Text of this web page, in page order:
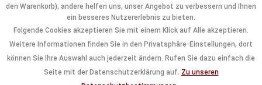
NAVIGATION
den Warenkorb), andere helfen uns, unser Angebot zu verbessern und Ihnen
ein besseres Nutzererlebnis zu bieten.
Folgende Cookies akzeptieren Sie mit einem Klick auf Alle akzeptieren.
Weitere Informationen finden Sie in den Privatsphäre-Einstellungen, dort
können Sie Ihre Auswahl auch jederzeit ändern. Rufen Sie dazu einfach die
Seite mit der Datenschutzerklärung auf. Zu unseren